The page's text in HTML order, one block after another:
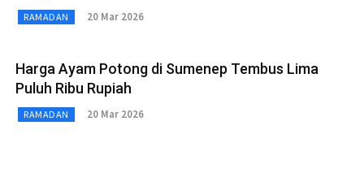
RAMADAN 20 Mar 2026
Harga Ayam Potong di Sumenep Tembus Lima
Puluh Ribu Rupiah
RAMADAN 20 Mar 2026